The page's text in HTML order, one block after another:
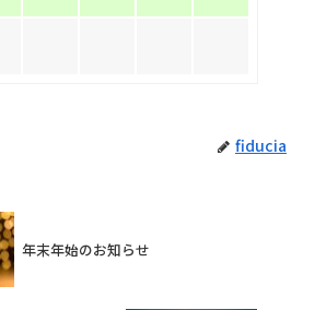
fiducia
年末年始のお知らせ